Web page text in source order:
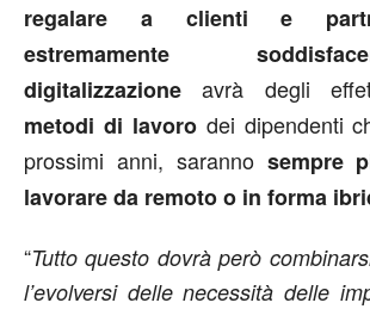
regalare a clienti e
estremamente
digitalizzazione avrà degli
metodi di lavorodei dipendenti
prossimi anni, saranno sempre
lavorare da remoto o in forma
“Tutto questo dovrà però
l’evolversi delle necessità delle